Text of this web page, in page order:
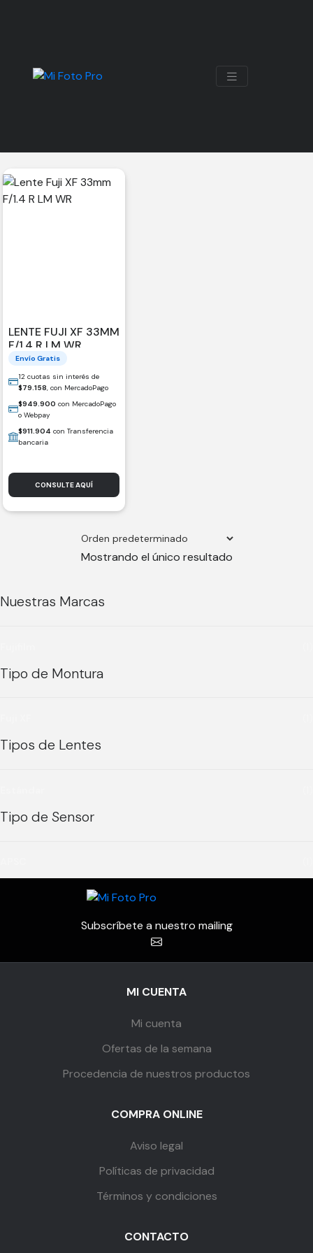
LENTE FUJI XF 33MM
F/1.4 R LM WR
Envío Gratis
12 cuotas sin interés de
$79.158, con MercadoPago
$949.900 con MercadoPago
o Webpay
$911.904 con Transferencia
bancaria
CONSULTE AQUÍ
Mostrando el único resultado
Nuestras Marcas
Tipo de Montura
Tipos de Lentes
Tipo de Sensor
Subscríbete a nuestro mailing
MI CUENTA
Mi cuenta
Ofertas de la semana
Procedencia de nuestros productos
COMPRA ONLINE
Aviso legal
Políticas de privacidad
Términos y condiciones
CONTACTO